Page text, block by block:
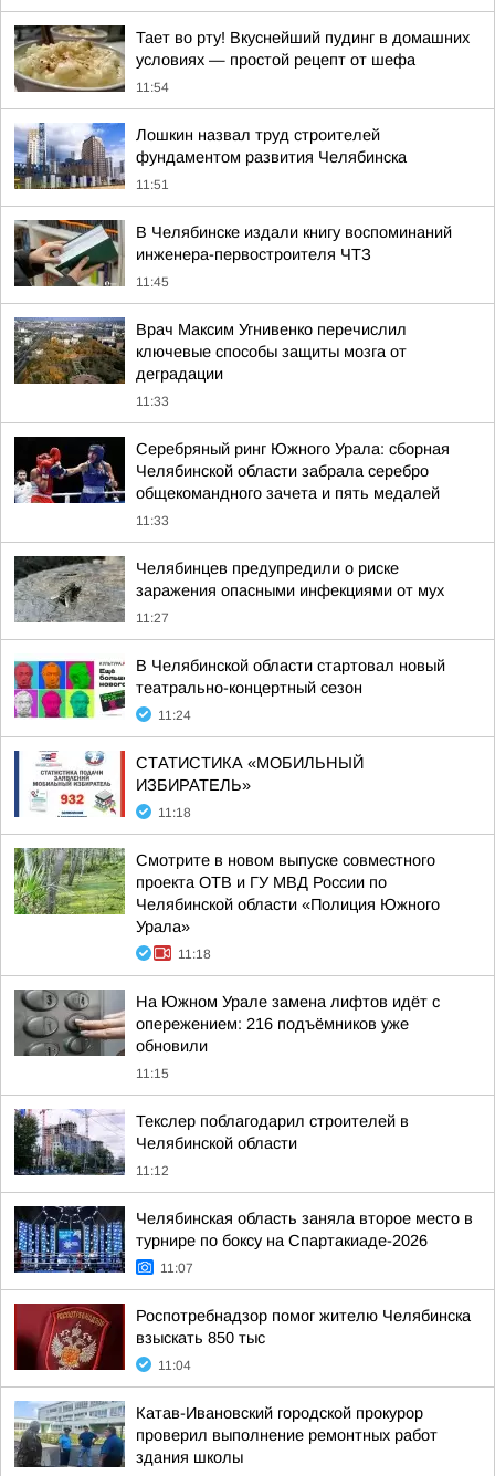
Тает во рту! Вкуснейший пудинг в домашних
условиях — простой рецепт от шефа
11:54
Лошкин назвал труд строителей
фундаментом развития Челябинска
11:51
В Челябинске издали книгу воспоминаний
инженера-первостроителя ЧТЗ
11:45
Врач Максим Угнивенко перечислил
ключевые способы защиты мозга от
деградации
11:33
Серебряный ринг Южного Урала: сборная
Челябинской области забрала серебро
общекомандного зачета и пять медалей
11:33
Челябинцев предупредили о риске
заражения опасными инфекциями от мух
11:27
В Челябинской области стартовал новый
театрально-концертный сезон
11:24
СТАТИСТИКА «МОБИЛЬНЫЙ
ИЗБИРАТЕЛЬ»
11:18
Смотрите в новом выпуске совместного
проекта ОТВ и ГУ МВД России по
Челябинской области «Полиция Южного
Урала»
11:18
На Южном Урале замена лифтов идёт с
опережением: 216 подъёмников уже
обновили
11:15
Текслер поблагодарил строителей в
Челябинской области
11:12
Челябинская область заняла второе место в
турнире по боксу на Спартакиаде-2026
11:07
Роспотребнадзор помог жителю Челябинска
взыскать 850 тыс
11:04
Катав-Ивановский городской прокурор
проверил выполнение ремонтных работ
здания школы